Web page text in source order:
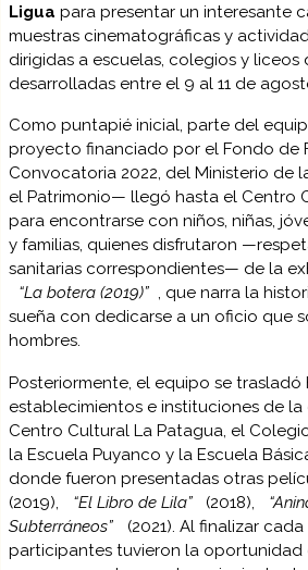
Ligua para presentar un interesante
muestras cinematográficas y
dirigidas a escuelas, colegios y liceos
desarrolladas entre el 9 al 11 de
Como puntapié inicial, parte del
proyecto financiado por el Fondo de
Convocatoria 2022, del Ministerio de
el Patrimonio— llegó hasta el Centro
para encontrarse con niños, niñas,
y familias, quienes disfrutaron
sanitarias correspondientes— de la
“La botera (2019)” , que narra la
sueña con dedicarse a un oficio que
hombres.
Posteriormente, el equipo se trasladó
establecimientos e instituciones de
Centro Cultural La Patagua, el
la Escuela Puyanco y la Escuela
donde fueron presentadas otras
(2019),
“El Libro de Lila” (2018),
Subterráneos”
(2021). Al finalizar
participantes tuvieron la oportunidad